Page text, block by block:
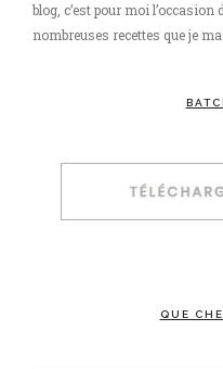
blog, c’est pour moi
nombreuses recettes que je
QUE